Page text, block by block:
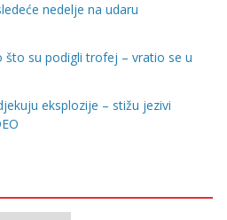
nedelje na udaru
što su podigli trofej – vratio se u
eksplozije – stižu jezivi